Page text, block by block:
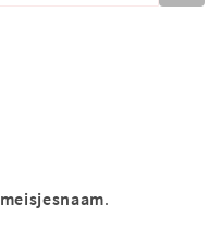
meisjesnaam.